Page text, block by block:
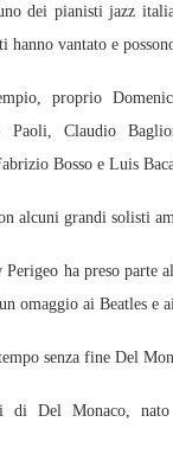
dei pianisti jazz
hanno vantato e
proprio
Paoli, Claudio
Bosso e Luis
alcuni grandi solisti
ha preso parte
omaggio ai Beatles e
senza fine Del
Del Monaco, nato